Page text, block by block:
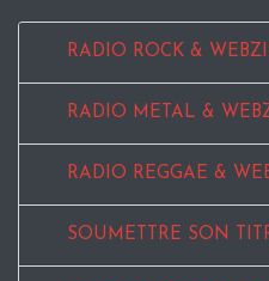
RADIO ROCK &
RADIO METAL &
RADIO REGGAE &
SOUMETTRE SON